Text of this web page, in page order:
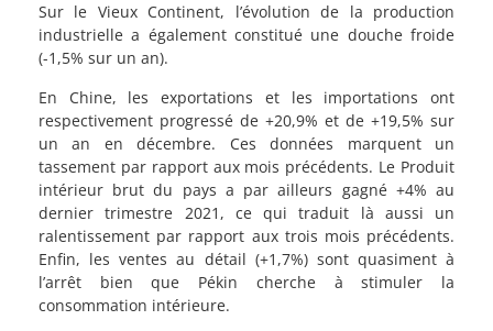
Sur le Vieux Continent, l’évolution de la production
industrielle a également constitué une douche froide
(-1,5% sur un an).
En Chine, les exportations et les importations ont
respectivement progressé de +20,9% et de +19,5% sur
un an en décembre. Ces données marquent un
tassement par rapport aux mois précédents. Le Produit
intérieur brut du pays a par ailleurs gagné +4% au
dernier trimestre 2021, ce qui traduit là aussi un
ralentissement par rapport aux trois mois précédents.
Enfin, les ventes au détail (+1,7%) sont quasiment à
l’arrêt bien que Pékin cherche à stimuler la
consommation intérieure.